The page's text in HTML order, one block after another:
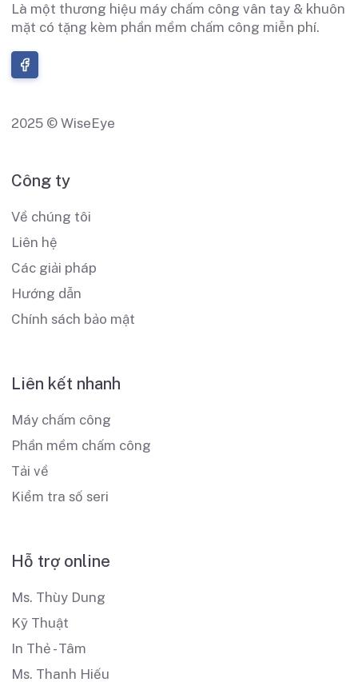
Là một thương hiệu máy chấm công vân tay & khuôn
mặt có tặng kèm phần mềm chấm công miễn phí.
2025 © WiseEye
Công ty
Về chúng tôi
Liên hệ
Các giải pháp
Hướng dẫn
Chính sách bảo mật
Liên kết nhanh
Máy chấm công
Phần mềm chấm công
Tải về
Kiểm tra số seri
Hỗ trợ online
Ms. Thùy Dung
Kỹ Thuật
In Thẻ - Tâm
Ms. Thanh Hiếu